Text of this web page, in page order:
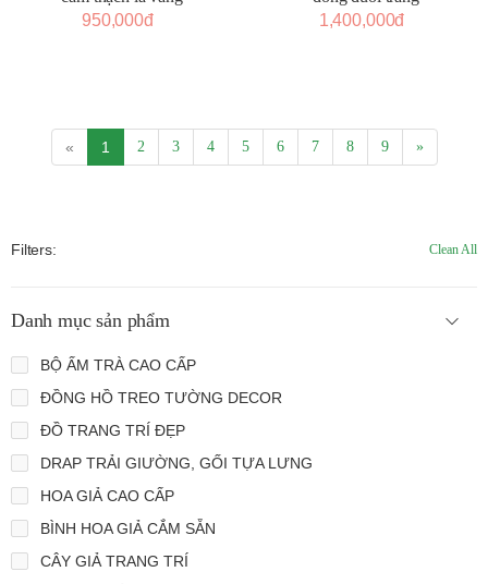
950,000đ
1,400,000đ
« 1 2 3 4 5 6 7 8 9 »
Filters: Clean All
Danh mục sản phẩm
BỘ ẤM TRÀ CAO CẤP
ĐỒNG HỒ TREO TƯỜNG DECOR
ĐỒ TRANG TRÍ ĐẸP
DRAP TRẢI GIƯỜNG, GỐI TỰA LƯNG
HOA GIẢ CAO CẤP
BÌNH HOA GIẢ CẮM SẴN
CÂY GIẢ TRANG TRÍ